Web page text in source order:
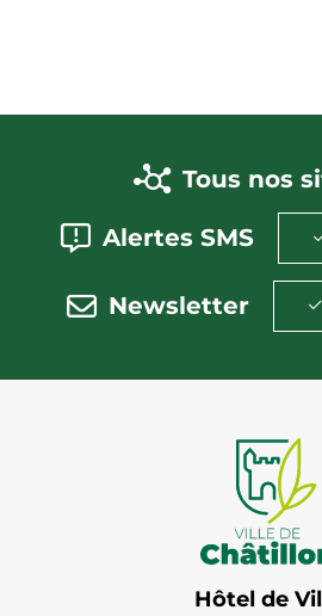
Tous nos
Alertes SMS
Newsletter
Hôtel de